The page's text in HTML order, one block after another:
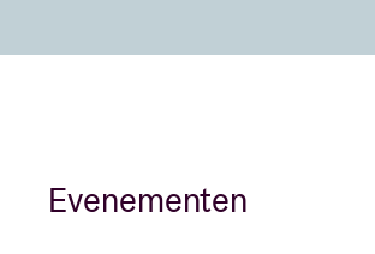
Evenementen